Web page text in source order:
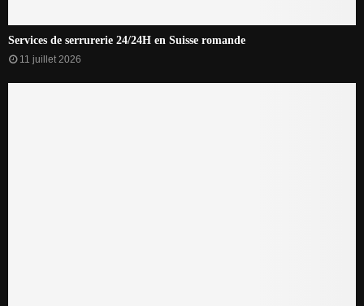
Services de serrurerie 24/24H en Suisse romande
11 juillet 2026